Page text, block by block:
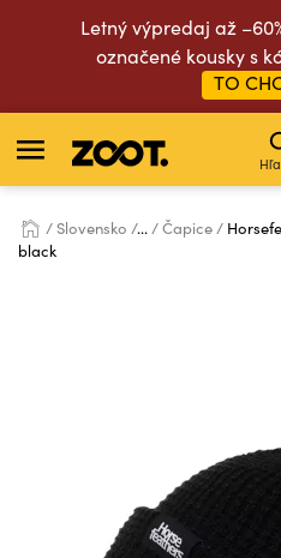
Letný výpredaj až
označené kousky s
TO
Slovensko ... Čapice
black